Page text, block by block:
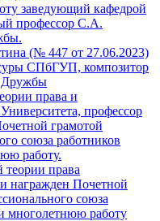
(№ 447 от 27.06.2023)
СПбГУП, композитор
Дружбы
права
награжден Почетной
союза
многолетнюю работу